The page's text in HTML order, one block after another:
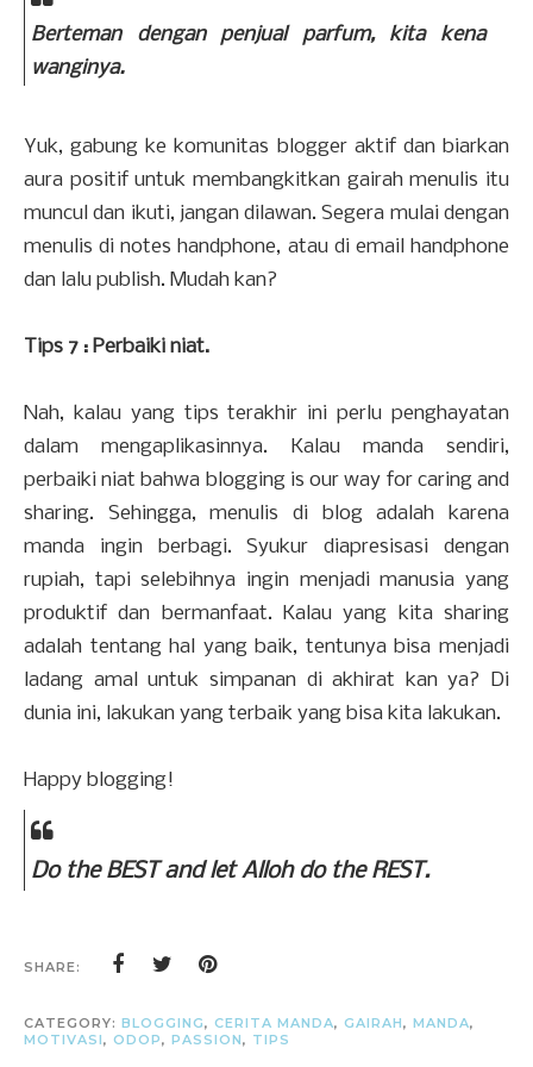
Berteman dengan penjual parfum, kita kena
wanginya.
Yuk, gabung ke komunitas blogger aktif dan biarkan
aura positif untuk membangkitkan gairah menulis itu
muncul dan ikuti, jangan dilawan. Segera mulai dengan
menulis di notes handphone, atau di email handphone
dan lalu publish. Mudah kan?
Tips 7 : Perbaiki niat.
Nah, kalau yang tips terakhir ini perlu penghayatan
dalam mengaplikasinnya. Kalau manda sendiri,
perbaiki niat bahwa blogging is our way for caring and
sharing. Sehingga, menulis di blog adalah karena
manda ingin berbagi. Syukur diapresisasi dengan
rupiah, tapi selebihnya ingin menjadi manusia yang
produktif dan bermanfaat. Kalau yang kita sharing
adalah tentang hal yang baik, tentunya bisa menjadi
ladang amal untuk simpanan di akhirat kan ya? Di
dunia ini, lakukan yang terbaik yang bisa kita lakukan.
Happy blogging!
Do the BEST and let Alloh do the REST.
SHARE:
CATEGORY: BLOGGING, CERITA MANDA, GAIRAH, MANDA,
MOTIVASI, ODOP, PASSION, TIPS